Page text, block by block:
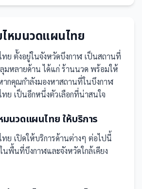
ไหมนวดแผนไทย
ทย ตั้งอยู่ในจังหวัดบึงกาฬ เป็นสถานที่
มหลายด้าน ได้แก่ ร้านนวด พร้อมให้
ากคุณกำลังมองหาสถานที่ในบึงกาฬ
ย เป็นอีกหนึ่งตัวเลือกที่น่าสนใจ
มนวดแผนไทย ให้บริการ
ทย เปิดให้บริการด้านต่างๆ ต่อไปนี้
นพื้นที่บึงกาฬและจังหวัดใกล้เคียง